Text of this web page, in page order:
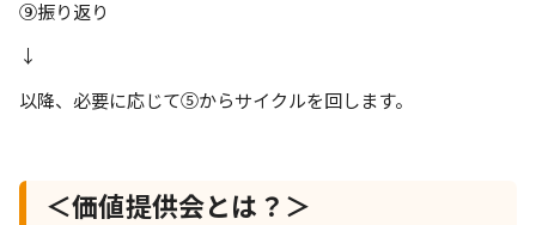
⑨振り返り
↓
以降、必要に応じて⑤からサイクルを回します。
＜価値提供会とは？＞